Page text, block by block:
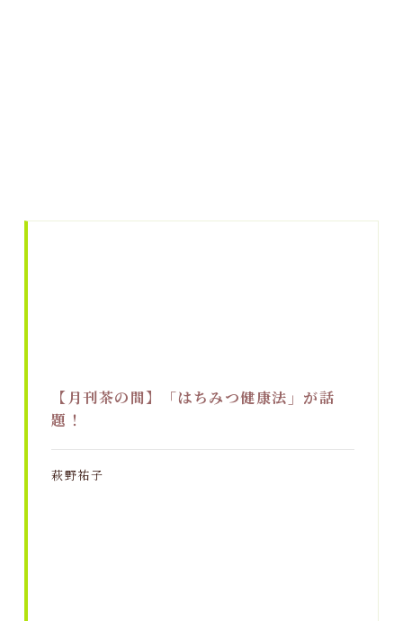
【月刊茶の間】「はちみつ健康法」が話
題！
萩野祐子